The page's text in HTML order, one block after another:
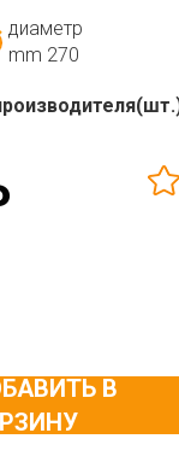
диаметр
mm 270
В